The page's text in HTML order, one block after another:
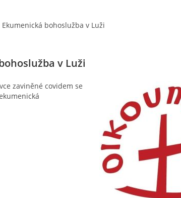
Ekumenická bohoslužba v Luži
v Luži
zaviněné covidem se